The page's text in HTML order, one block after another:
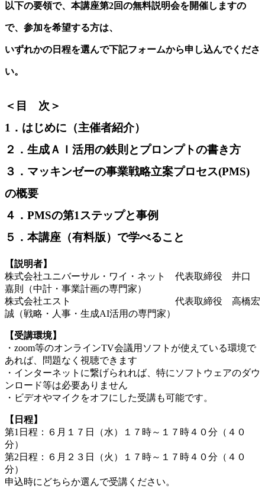
以下の要領で、本講座第2回の無料説明会を開催しますの
で、参加を希望する方は、
いずれかの日程を選んで下記フォームから申し込んでくださ
い。
＜目 次＞
1．はじめに（主催者紹介）
２．生成ＡＩ活用の鉄則とプロンプトの書き方
３．マッキンゼーの事業戦略立案プロセス(PMS)
の概要
４．PMSの第1ステップと事例
５．本講座（有料版）で学べること
【説明者】
株式会社ユニバーサル・ワイ・ネット 代表取締役 井口
嘉則（中計・事業計画の専門家）
株式会社エスト 代表取締役 高橋宏
誠（戦略・人事・生成AI活用の専門家）
【受講環境】
・zoom等のオンラインTV会議用ソフトが使えている環境で
あれば、問題なく視聴できます
・インターネットに繋げられれば、特にソフトウェアのダウ
ンロード等は必要ありません
・ビデオやマイクをオフにした受講も可能です。
【日程】
第1日程：６月１７日（水）１７時～１７時４０分（４０
分）
第2日程：６月２３日（火）１７時～１７時４０分（４０
分）
申込時にどちらか選んで受講ください。